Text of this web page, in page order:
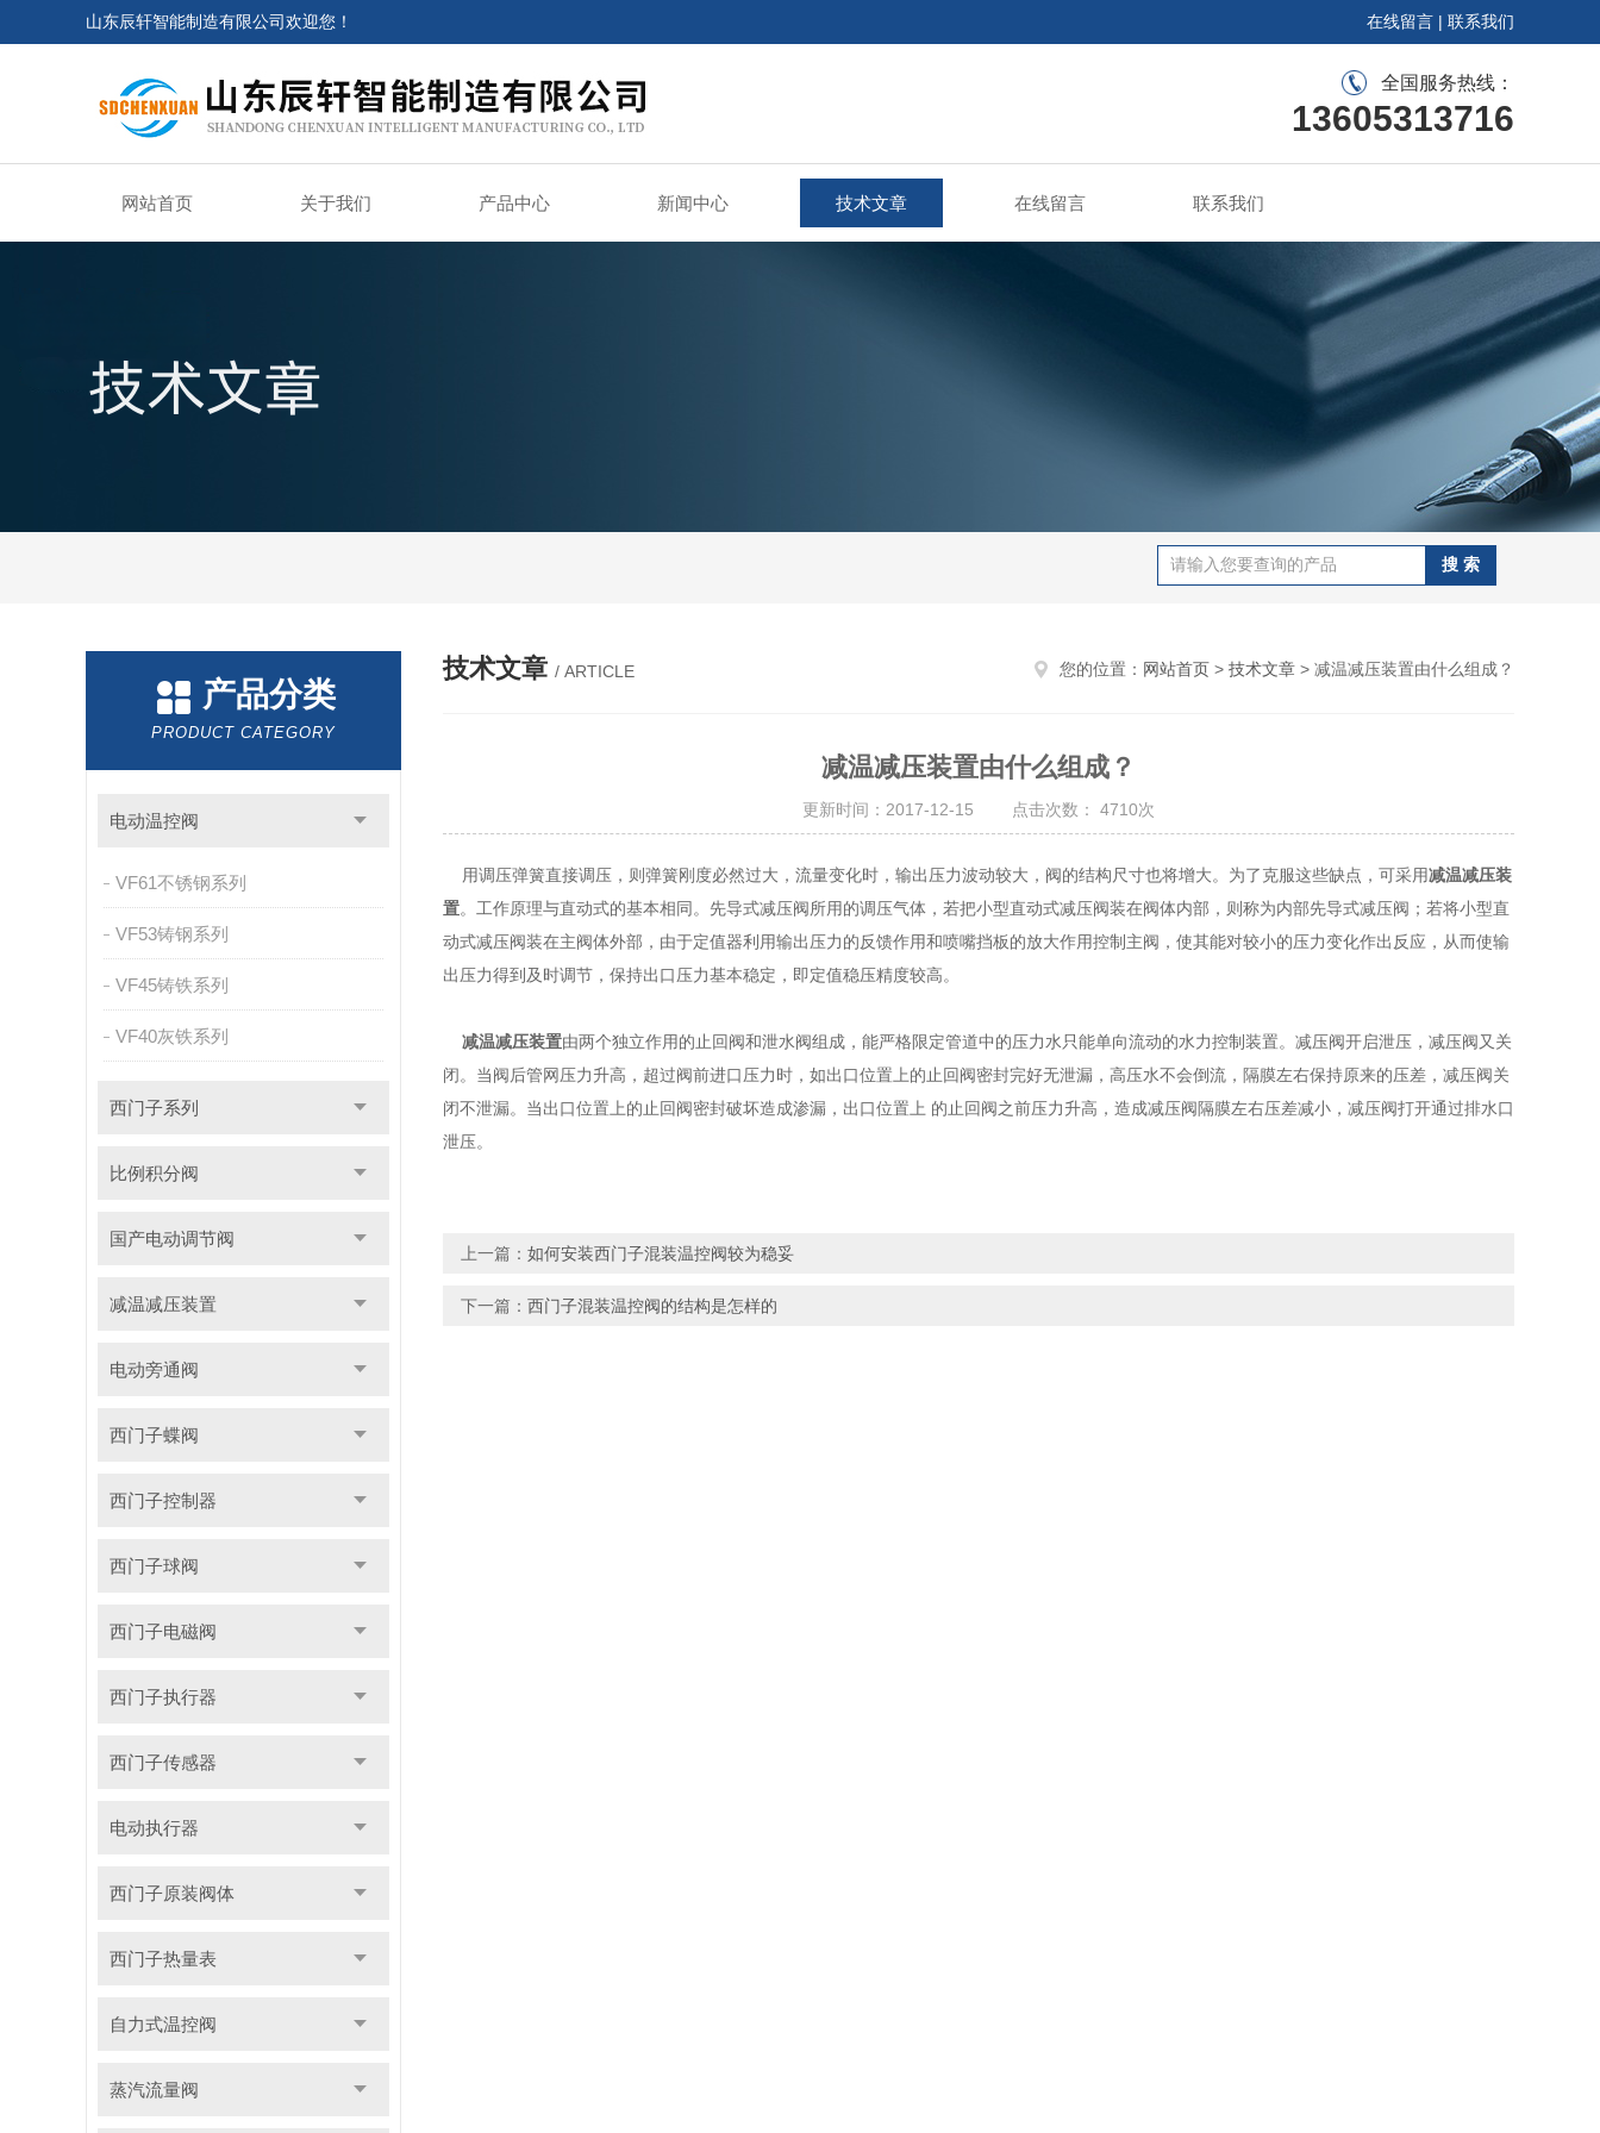
山东辰轩智能制造有限公司欢迎您！ 在线留言 | 联系我们
全国服务热线：
13605313716
网站首页 关于我们 产品中心 新闻中心 技术文章 在线留言 联系我们
技术文章 / ARTICLE 您的位置： 网站首页 > 技术文章 > 减温减压装置由什么组成？
减温减压装置由什么组成？
更新时间：2017-12-15 点击次数： 4710次
用调压弹簧直接调压，则弹簧刚度必然过大，流量变化时，输出压力波动较大，阀的结构尺寸也将增大。为了克服这些缺点，可采用减温减压装
置。工作原理与直动式的基本相同。先导式减压阀所用的调压气体，若把小型直动式减压阀装在阀体内部，则称为内部先导式减压阀；若将小型直
动式减压阀装在主阀体外部，由于定值器利用输出压力的反馈作用和喷嘴挡板的放大作用控制主阀，使其能对较小的压力变化作出反应，从而使输
出压力得到及时调节，保持出口压力基本稳定，即定值稳压精度较高。
减温减压装置由两个独立作用的止回阀和泄水阀组成，能严格限定管道中的压力水只能单向流动的水力控制装置。减压阀开启泄压，减压阀又关
闭。当阀后管网压力升高，超过阀前进口压力时，如出口位置上的止回阀密封完好无泄漏，高压水不会倒流，隔膜左右保持原来的压差，减压阀关
闭不泄漏。当出口位置上的止回阀密封破坏造成渗漏，出口位置上 的止回阀之前压力升高，造成减压阀隔膜左右压差减小，减压阀打开通过排水口
泄压。
上一篇： 如何安装西门子混装温控阀较为稳妥
下一篇： 西门子混装温控阀的结构是怎样的
产品分类
PRODUCT CATEGORY
电动温控阀
VF61不锈钢系列
VF53铸钢系列
VF45铸铁系列
VF40灰铁系列
西门子系列
比例积分阀
国产电动调节阀
减温减压装置
电动旁通阀
西门子蝶阀
西门子控制器
西门子球阀
西门子电磁阀
西门子执行器
西门子传感器
电动执行器
西门子原装阀体
西门子热量表
自力式温控阀
蒸汽流量阀